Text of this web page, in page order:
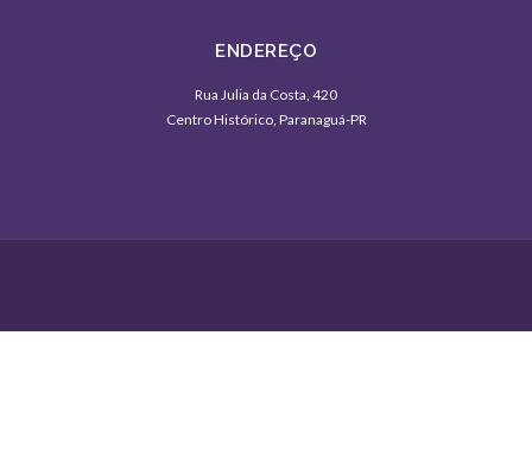
ENDEREÇO
Rua Julia da Costa, 420
Centro Histórico, Paranaguá-PR